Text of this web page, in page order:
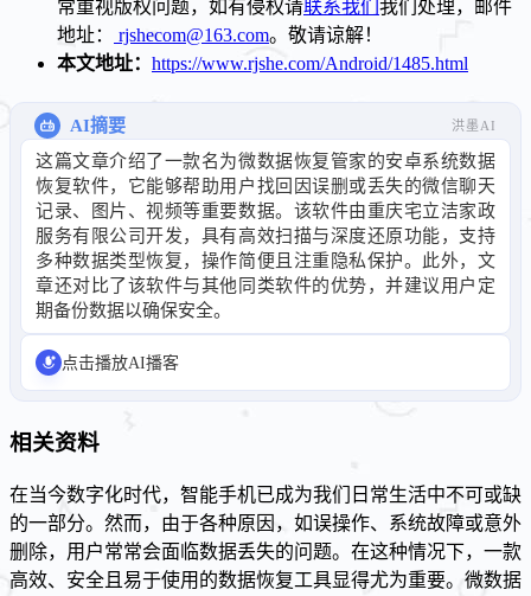
常重视版权问题，如有侵权请联系我们 我们处理，邮件
地址：
rjshecom@163.com。敬请谅解！
本文地址： https://www.rjshe.com/Android/1485.html
AI摘要 洪墨AI
这篇文章介绍了一款名为微数据恢复管家的安卓系统数据
恢复软件，它能够帮助用户找回因误删或丢失的微信聊天
记录、图片、视频等重要数据。该软件由重庆宅立洁家政
服务有限公司开发，具有高效扫描与深度还原功能，支持
多种数据类型恢复，操作简便且注重隐私保护。此外，文
章还对比了该软件与其他同类软件的优势，并建议用户定
期备份数据以确保安全。
点击播放AI播客
相关资料
在当今数字化时代，智能手机已成为我们日常生活中不可或缺
的一部分。然而，由于各种原因，如误操作、系统故障或意外
删除，用户常常会面临数据丢失的问题。在这种情况下，一款
高效、安全且易于使用的数据恢复工具显得尤为重要。微数据